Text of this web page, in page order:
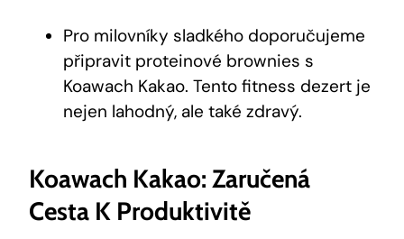
Pro milovníky sladkého doporučujeme
připravit proteinové brownies s
Koawach Kakao. Tento fitness dezert je
nejen lahodný, ale také zdravý.
Koawach⁣ Kakao: Zaručená
Cesta K Produktivitě